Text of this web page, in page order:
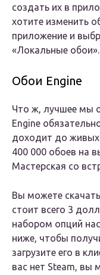
создать их в
хотите изменить
приложение и
«Локальные обои».
Обои Engine
Что ж, лучшее мы
Engine
доходит до живых
400 000 обоев на
Мастерская со
Вы можете
стоит всего 3
набором опций
ниже, чтобы
загрузите его в
вас нет Steam, вы